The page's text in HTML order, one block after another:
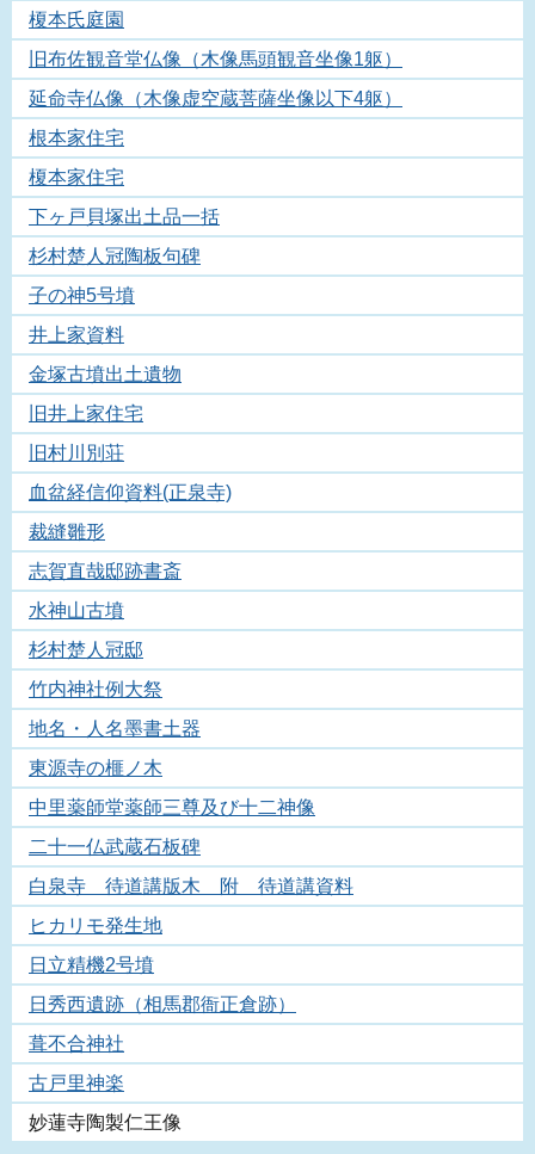
榎本氏庭園
旧布佐観音堂仏像（木像馬頭観音坐像1躯）
延命寺仏像（木像虚空蔵菩薩坐像以下4躯）
根本家住宅
榎本家住宅
下ヶ戸貝塚出土品一括
杉村楚人冠陶板句碑
子の神5号墳
井上家資料
金塚古墳出土遺物
旧井上家住宅
旧村川別荘
血盆経信仰資料(正泉寺)
裁縫雛形
志賀直哉邸跡書斎
水神山古墳
杉村楚人冠邸
竹内神社例大祭
地名・人名墨書土器
東源寺の榧ノ木
中里薬師堂薬師三尊及び十二神像
二十一仏武蔵石板碑
白泉寺 待道講版木 附 待道講資料
ヒカリモ発生地
日立精機2号墳
日秀西遺跡（相馬郡衙正倉跡）
葺不合神社
古戸里神楽
妙蓮寺陶製仁王像